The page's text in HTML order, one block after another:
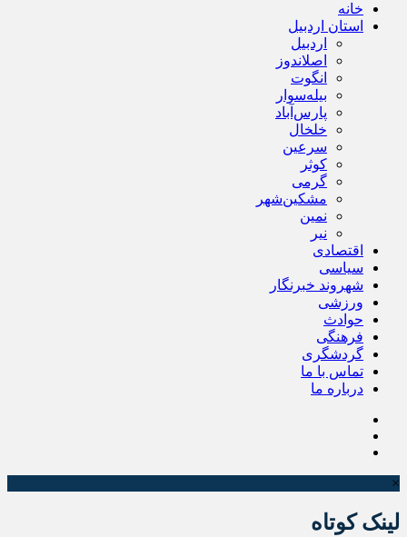
خانه
استان اردبیل
اردبیل
اصلاندوز
انگوت
بیله‌سوار
پارس‌آباد
خلخال
سرعین
کوثر
گرمی
مشکین‌شهر
نمین
نیر
اقتصادی
سیاسی
شهروند خبرنگار
ورزشی
حوادث
فرهنگی
گردشگری
تماس با ما
درباره ما
×
لینک کوتاه